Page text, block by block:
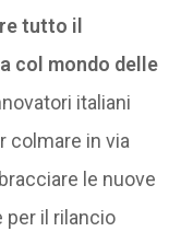
tutto il
col mondo delle
italiani
colmare in via
le nuove
il rilancio